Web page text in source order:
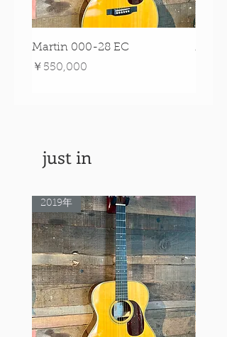
Martin 000-28 EC
価格
￥550,000
just in
2019年